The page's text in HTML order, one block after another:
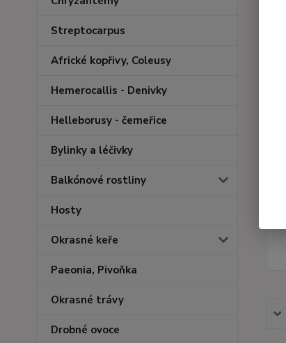
Streptocarpus
Africké kopřivy, Coleusy
Hemerocallis - Denivky
Helleborusy - čemeřice
Bylinky a léčivky
Balkónové rostliny
Hosty
Okrasné keře
Paeonia, Pivoňka
Okrasné trávy
Drobné ovoce